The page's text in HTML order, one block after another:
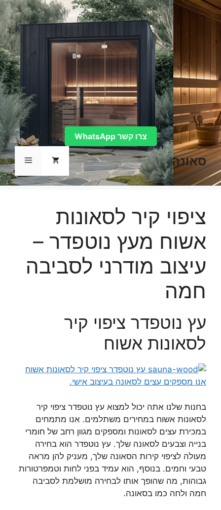
לדלג
לתוכן
סאונה תפריט
צרו קשר WhatsApp
ציפוי קיר לסאונות
אשוח מעץ נוטפדר –
עיצוב מודרני לסביבה
חמה
עץ נוטפדר ציפוי קיר
לסאונות אשוח
בחנות שלנו אתה יכול למצוא עץ נוטפדר ציפוי קיר
לסאונות אשוח במחירים משתלמים. אנו מתמחים
במכירת עצים לסאונות ומספקים מגוון רחב של חומרי
בנייה וצבעים לסאונה שלך. עץ נוטפדר הוא בחירה
מעולה לציפוי קירות הסאונה שלך, מעניק להן מראה
טבעי וחמים. בנוסף, הוא עמיד בפני לחות וטמפרטורות
גבוהות, מה שהופך אותו לבחירה מושלמת לסביבה
חמה ולחה כמו בסאונה.